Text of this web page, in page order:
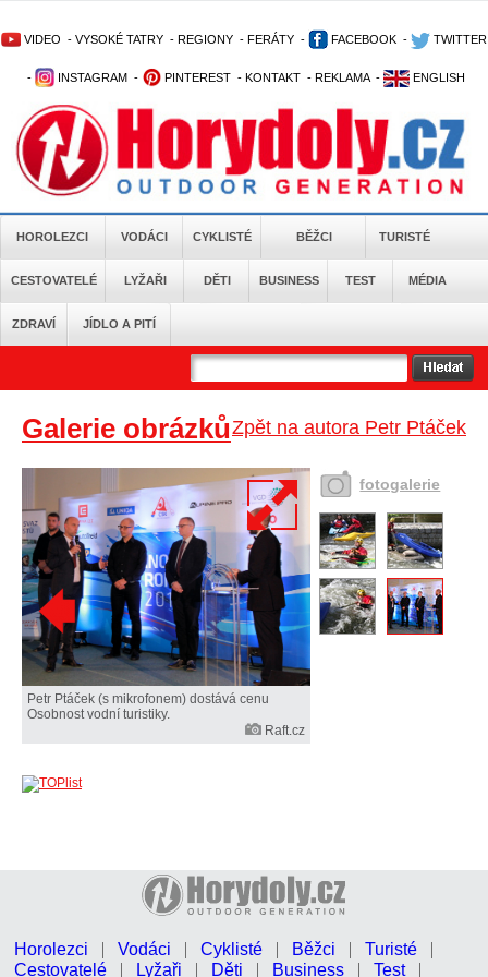
VIDEO - VYSOKÉ TATRY - REGIONY - FERÁTY - FACEBOOK - TWITTER
- INSTAGRAM - PINTEREST - KONTAKT - REKLAMA - ENGLISH
HOROLEZCI VODÁCI CYKLISTÉ BĚŽCI TURISTÉ
CESTOVATELÉ LYŽAŘI DĚTI BUSINESS TEST MÉDIA
ZDRAVÍ JÍDLO A PITÍ
Zpět na autora Petr Ptáček
Galerie obrázků
Petr Ptáček (s mikrofonem) dostává cenu
Osobnost vodní turistiky.
Raft.cz
fotogalerie
Horolezci Vodáci Cyklisté Běžci
Turisté
Cestovatelé
Lyžaři Děti Business Test